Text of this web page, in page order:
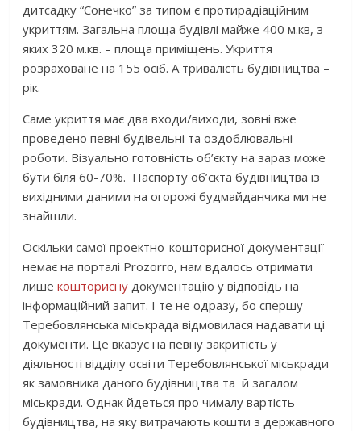
дитсадку “Сонечко” за типом є протирадіаційним
укриттям. Загальна площа будівлі майже 400 м.кв, з
яких 320 м.кв. – площа приміщень. Укриття
розраховане на 155 осіб. А тривалість будівництва –
рік.
Саме укриття має два входи/виходи, зовні вже
проведено певні будівельні та оздоблювальні
роботи. Візуально готовність об’єкту на зараз може
бути біля 60-70%. Паспорту об’єкта будівництва із
вихідними даними на огорожі будмайданчика ми не
знайшли.
Оскільки самої проектно-кошторисної документації
немає на порталі Prozorro, нам вдалось отримати
лишекошторисну документацію у відповідь на
інформаційний запит. І те не одразу, бо спершу
Теребовлянська міськрада відмовилася надавати ці
документи. Це вказує на певну закритість у
діяльності відділу освіти Теребовлянської міськради
як замовника даного будівництва та й загалом
міськради. Однак йдеться про чималу вартість
будівництва, на яку витрачають кошти з державного